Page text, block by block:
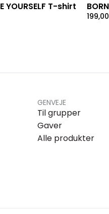
YOURSELF T-shirt
199,00
GENVEJE
Til grupper
Gaver
Alle produkter